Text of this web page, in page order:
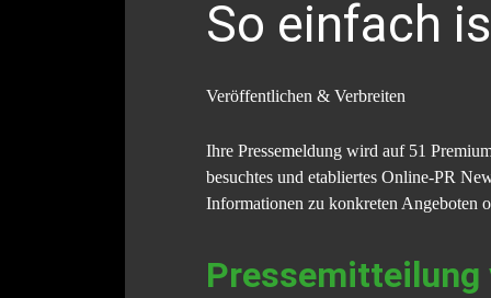
So einfach
Veröffentlichen & Verbreiten
Ihre Pressemeldung wird auf 51
besuchtes und etabliertes Online-PR
Informationen zu konkreten Angeboten